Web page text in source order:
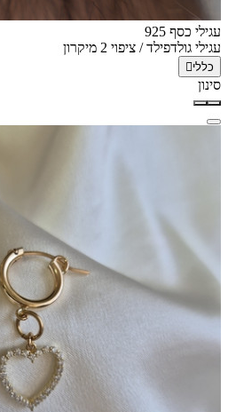
עגילי כסף 925
עגילי גולדפילד / ציפוי 2 מיקרון
כללי
סינון